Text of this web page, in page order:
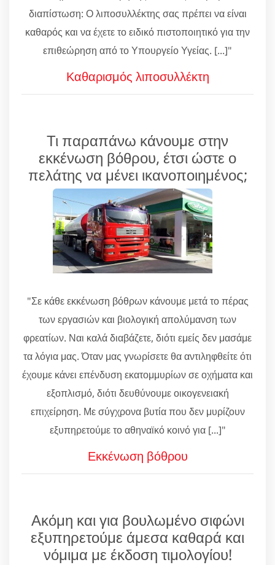
διαπίστωση: Ο λιποσυλλέκτης σας πρέπει να είναι
καθαρός και να έχετε το ειδικό πιστοποιητικό για την
επιθεώρηση από το Υπουργείο Υγείας. [...]"
Καθαρισμός λιποσυλλέκτη
Τι παραπάνω κάνουμε στην
εκκένωση βόθρου, έτσι ώστε ο
πελάτης να μένει ικανοποιημένος;
"Σε κάθε εκκένωση βόθρων κάνουμε μετά το πέρας
των εργασιών και βιολογική απολύμανση των
φρεατίων. Ναι καλά διαβάζετε, διότι εμείς δεν μασάμε
τα λόγια μας. Όταν μας γνωρίσετε θα αντιληφθείτε ότι
έχουμε κάνει επένδυση εκατομμυρίων σε οχήματα και
εξοπλισμό, διότι δευθύνουμε οικογενειακή
επιχείρηση. Με σύγχρονα βυτία που δεν μυρίζουν
εξυπηρετούμε το αθηναϊκό κοινό για [...]"
Εκκένωση βόθρου
Ακόμη και για βουλωμένο σιφώνι
εξυπηρετούμε άμεσα καθαρά και
νόμιμα με έκδοση τιμολογίου!